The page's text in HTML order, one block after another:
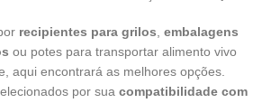
recipientes para grilos embalagens
ou potes para transportar alimento vivo
aqui encontrará as melhores opções.
por sua compatibilidade com